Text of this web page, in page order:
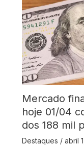
Mercado
hoje 01/04
dos 188 mil
Destaques / abril